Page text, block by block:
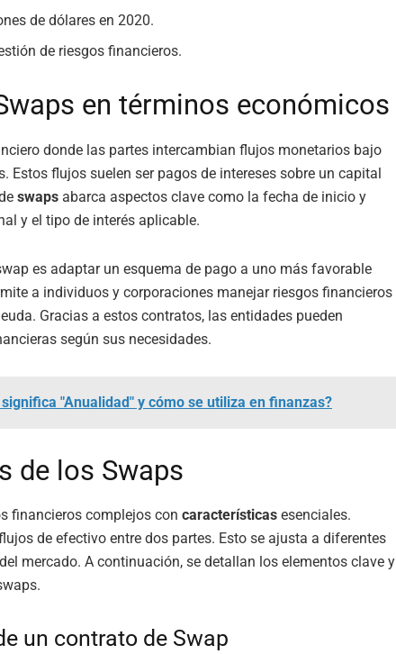
de dólares en 2020.
de riesgos financieros.
en términos económicos
donde las partes intercambian flujos monetarios bajo
Estos flujos suelen ser pagos de intereses sobre un capital
swaps abarca aspectos clave como la fecha de inicio y
y el tipo de interés aplicable.
es adaptar un esquema de pago a uno más favorable
a individuos y corporaciones manejar riesgos financieros
Gracias a estos contratos, las entidades pueden
según sus necesidades.
"Anualidad" y cómo se utiliza en finanzas?
de los Swaps
financieros complejos con características esenciales.
de efectivo entre dos partes. Esto se ajusta a diferentes
mercado. A continuación, se detallan los elementos clave y
un contrato de Swap